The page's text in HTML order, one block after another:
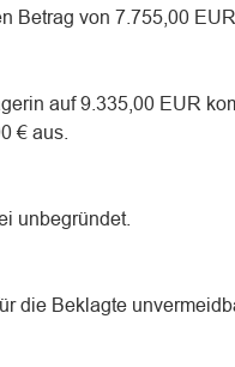
Betrag von 7.755,00
auf 9.335,00 EUR
€ aus.
unbegründet.
die Beklagte